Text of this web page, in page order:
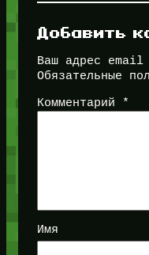
Добавить
Ваш адрес email
Обязательные
Комментарий *
Имя